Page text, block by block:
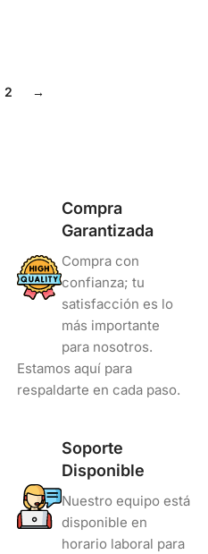
2 →
Compra
Garantizada
Compra con
confianza; tu
satisfacción es lo
más importante
para nosotros.
Estamos aquí para
respaldarte en cada paso.
Soporte
Disponible
Nuestro equipo está
disponible en
horario laboral para